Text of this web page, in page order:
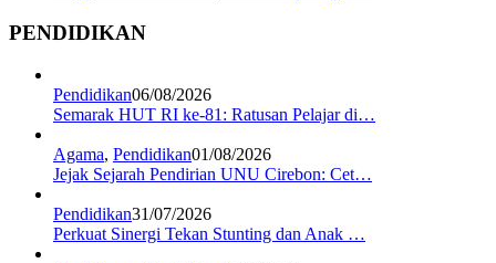
PENDIDIKAN
Pendidikan06/08/2026
Semarak HUT RI ke-81: Ratusan Pelajar di…
Agama, Pendidikan01/08/2026
Jejak Sejarah Pendirian UNU Cirebon: Cet…
Pendidikan31/07/2026
Perkuat Sinergi Tekan Stunting dan Anak …